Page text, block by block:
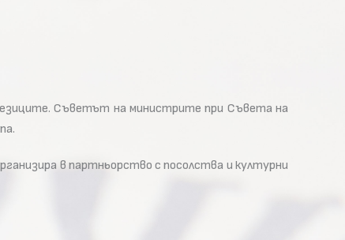
езиците. Съветът на министрите при Съвета на
в партньорство с посолства и културни